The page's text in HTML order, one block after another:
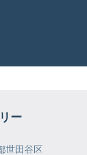
ー
世田谷区